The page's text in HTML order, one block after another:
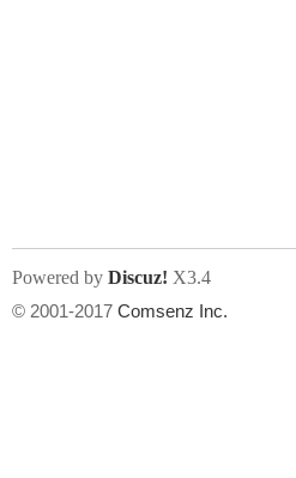
Powered by Discuz! X3.4
© 2001-2017 Comsenz Inc.